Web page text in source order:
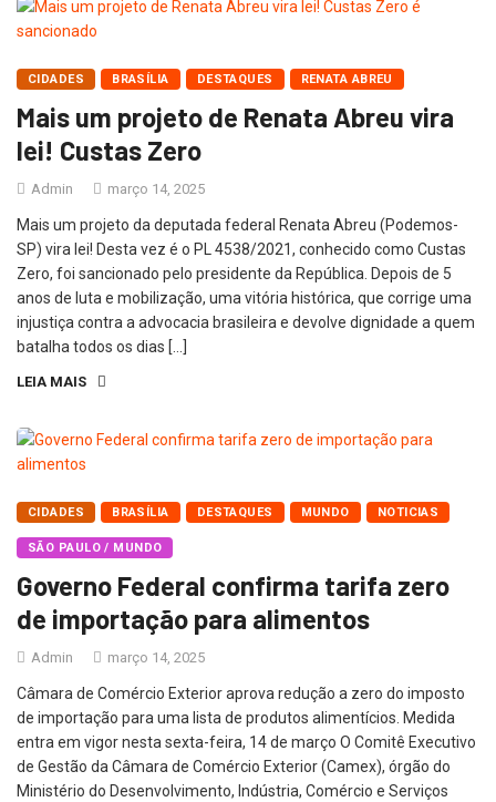
CIDADES BRASÍLIA DESTAQUES RENATA ABREU
Mais um projeto de Renata Abreu vira
lei! Custas Zero
Admin março 14, 2025
Mais um projeto da deputada federal Renata Abreu (Podemos-
SP) vira lei! Desta vez é o PL 4538/2021, conhecido como Custas
Zero, foi sancionado pelo presidente da República. Depois de 5
anos de luta e mobilização, uma vitória histórica, que corrige uma
injustiça contra a advocacia brasileira e devolve dignidade a quem
batalha todos os dias […]
LEIA MAIS
CIDADES BRASÍLIA DESTAQUES MUNDO NOTICIAS
SÃO PAULO / MUNDO
Governo Federal confirma tarifa zero
de importação para alimentos
Admin março 14, 2025
Câmara de Comércio Exterior aprova redução a zero do imposto
de importação para uma lista de produtos alimentícios. Medida
entra em vigor nesta sexta-feira, 14 de março O Comitê Executivo
de Gestão da Câmara de Comércio Exterior (Camex), órgão do
Ministério do Desenvolvimento, Indústria, Comércio e Serviços